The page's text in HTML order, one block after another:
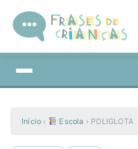
Início › Escola › POLIGLOTA